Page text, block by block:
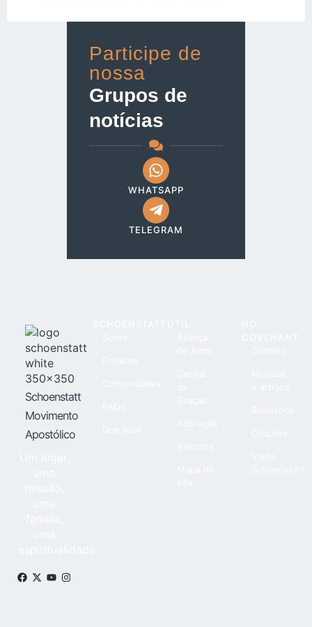
Participe de
nossa
Grupos de
notícias
WHATSAPP
TELEGRAM
Schoenstatt
Movimento
Apostólico